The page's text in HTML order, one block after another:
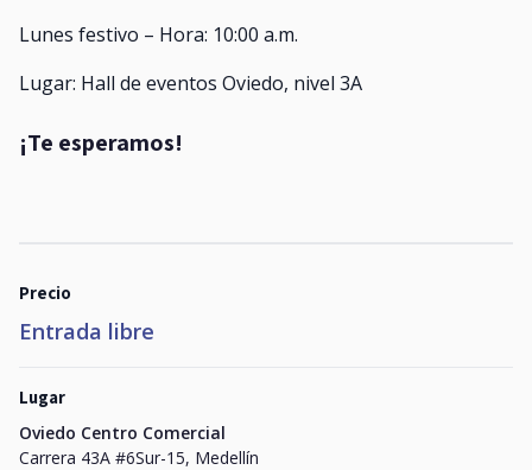
Lunes festivo – Hora: 10:00 a.m.
Lugar: Hall de eventos Oviedo, nivel 3A
¡Te esperamos!
Precio
Entrada libre
Lugar
Oviedo Centro Comercial
Carrera 43A #6Sur-15, Medellín